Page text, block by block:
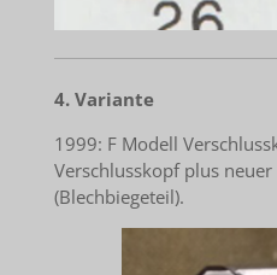
4. Variante
1999: F Modell
Verschlusskopf plus
(Blechbiegeteil).